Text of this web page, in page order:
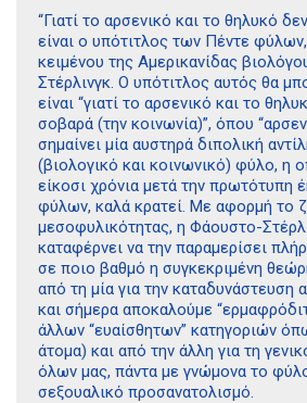
“Γιατί το αρσενικό και το θηλυκό
είναι ο υπότιτλος των Πέντε
κειμένου της Αμερικανίδας
Στέρλινγκ. Ο υπότιτλος αυτός θα
είναι “γιατί το αρσενικό και το
σοβαρά (την κοινωνία)”, όπου
σημαίνει μία αυστηρά διπολική
(βιολογικό και κοινωνικό) φύλο, η
είκοσι χρόνια μετά την πρωτότυπη
φύλων, καλά κρατεί. Με αφορμή το
μεσοφυλικότητας, η Φάουστο-
καταφέρνει να την παραμερίσει
σε ποιο βαθμό η συγκεκριμένη
από τη μία για την καταδυνάστευση
και σήμερα αποκαλούμε
άλλων “ευαίσθητων” κατηγοριών
άτομα) και από την άλλη για τη
όλων μας, πάντα με γνώμονα το
σεξουαλικό προσανατολισμό.